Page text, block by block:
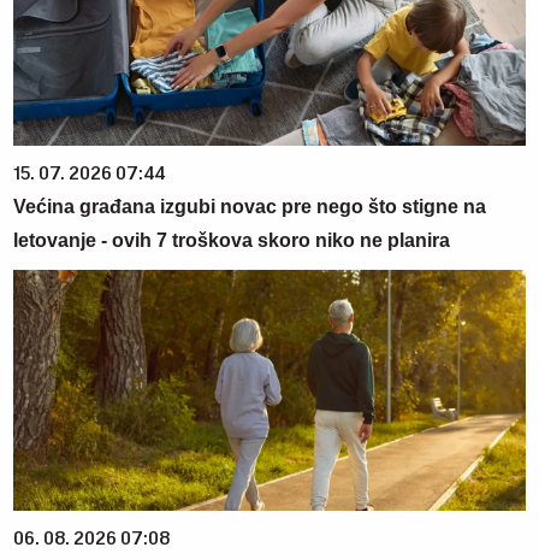
15. 07. 2026 07:44
Većina građana izgubi novac pre nego što stigne na
letovanje - ovih 7 troškova skoro niko ne planira
06. 08. 2026 07:08